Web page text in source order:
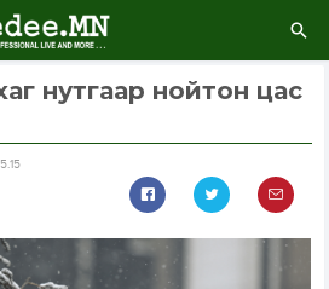
нутгаар нойтон цас